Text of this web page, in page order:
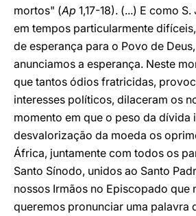
mortos" (Ap 1,17-18). (...) E como
em tempos particularmente
de esperança para o Povo de
anunciamos a esperança. Neste
que tantos ódios fratricidas,
interesses políticos, dilaceram os
momento em que o peso da dívida
desvalorização da moeda os
África, juntamente com todos os
Santo Sínodo, unidos ao Santo
nossos Irmãos no Episcopado que
queremos pronunciar uma palavra